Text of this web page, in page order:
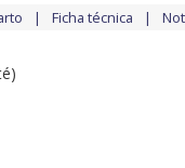
Ficha técnica